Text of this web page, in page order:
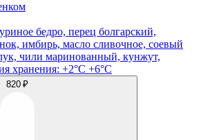
бедро, перец болгарский,
имбирь, масло сливочное, соевый
чили маринованный, кунжут,
хранения: +2°C +6°C
820 ₽